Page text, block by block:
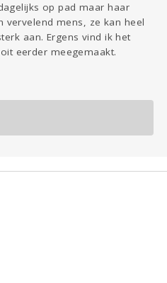
op pad maar haar
mens, ze kan heel
aan. Ergens vind ik het
eerder meegemaakt.